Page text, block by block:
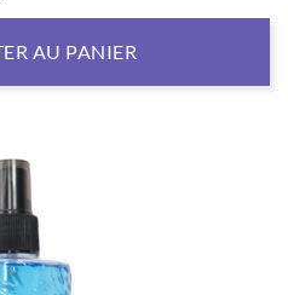
AU PANIER